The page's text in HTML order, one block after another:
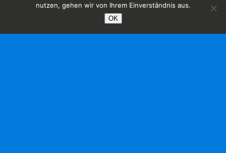
nutzen, gehen wir von Ihrem Einverständnis aus.
OK